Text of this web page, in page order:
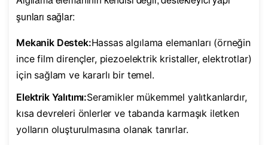
şunları sağlar:
Mekanik Destek:Hassas algılama elemanları (örneğin
ince film dirençler, piezoelektrik kristaller, elektrotlar)
için sağlam ve kararlı bir temel.
Elektrik Yalıtımı:Seramikler mükemmel yalıtkanlardır,
kısa devreleri önlerler ve tabanda karmaşık iletken
yolların oluşturulmasına olanak tanırlar.